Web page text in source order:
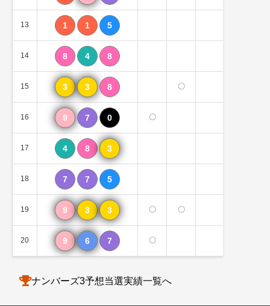
13 1 1 5
14 8 4 8
15 3 3 8 〇
16 9 7 0 〇
17 4 8 3
18 7 7 5
19 9 3 3 〇 〇
20 9 6 7 〇
ナンバーズ3予想当選実績一覧へ